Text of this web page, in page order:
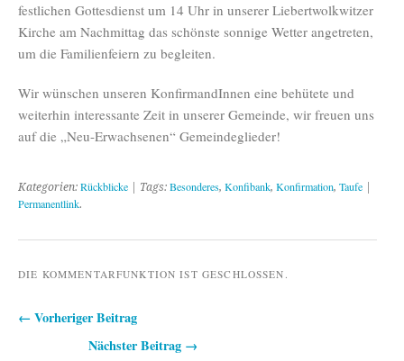
festlichen Gottesdienst um 14 Uhr in unserer Liebertwolkwitzer
Kirche am Nachmittag das schönste sonnige Wetter angetreten,
um die Familienfeiern zu begleiten.
Wir wünschen unseren KonfirmandInnen eine behütete und
weiterhin interessante Zeit in unserer Gemeinde, wir freuen uns
auf die „Neu-Erwachsenen“ Gemeindeglieder!
Kategorien: Rückblicke | Tags: Besonderes, Konfibank, Konfirmation, Taufe
Permanentlink.
DIE KOMMENTARFUNKTION IST GESCHLOSSEN.
Beitragsnavigation
← Vorheriger Beitrag
Nächster Beitrag →